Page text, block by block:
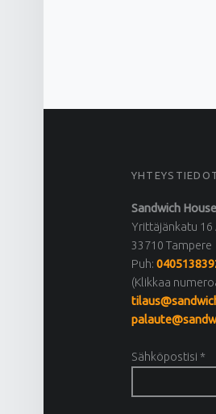
FOOTER SIDEBAR
Sandwich House
Yrittäjänkatu 16
33710 Tampere
Puh:
(Klikkaa
Sähköpostisi *